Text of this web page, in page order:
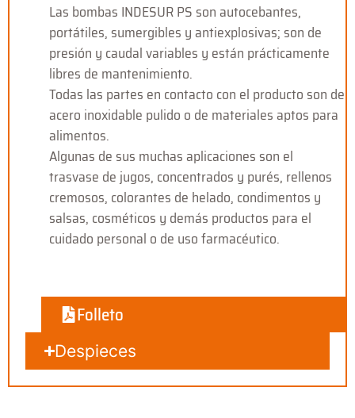
Las bombas INDESUR PS son autocebantes,
portátiles, sumergibles y antiexplosivas; son de
presión y caudal variables y están prácticamente
libres de mantenimiento.
Todas las partes en contacto con el producto son de
acero inoxidable pulido o de materiales aptos para
alimentos.
Algunas de sus muchas aplicaciones son el
trasvase de jugos, concentrados y purés, rellenos
cremosos, colorantes de helado, condimentos y
salsas, cosméticos y demás productos para el
cuidado personal o de uso farmacéutico.
Folleto
Despieces